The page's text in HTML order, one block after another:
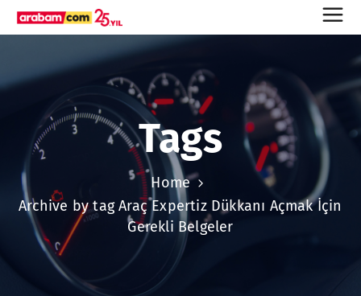
Tags
Home
Archive by tag Araç Expertiz Dükkanı Açmak İçin
Gerekli Belgeler